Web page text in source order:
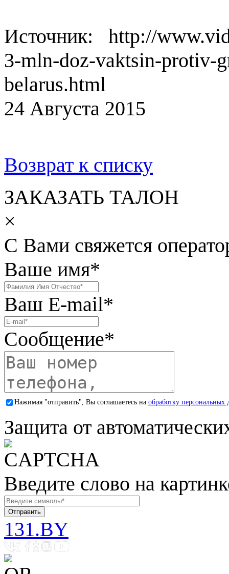
Источник: http://
3-mln-doz-vaktsin-protiv-
belarus.html
24 Августа 2015
Возврат к списку
ЗАКАЗАТЬ ТАЛОН
×
С Вами свяжется
Ваше имя*
Ваш E-mail*
Сообщение*
Нажимая "отправить", Вы соглашаетесь на обработку персональных
Защита от
Введите слово на
131.BY